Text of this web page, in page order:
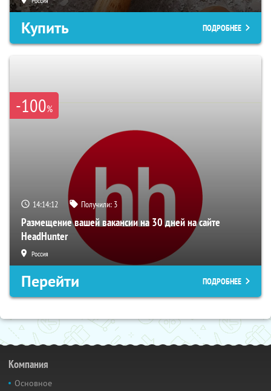
Купить ПОДРОБНЕЕ
-100%
14:14:12 Получили: 3
Размещение вашей вакансии на 30 дней на сайте
HeadHunter
Россия
Перейти ПОДРОБНЕЕ
Компания
Основное